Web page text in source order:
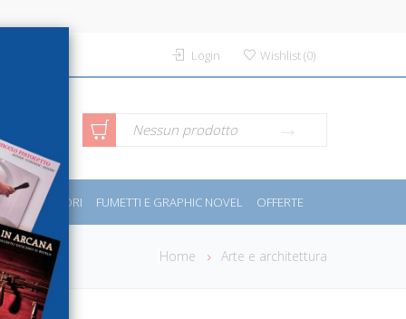
Login Wishlist(0)
Nessun prodotto
E MOTORI FUMETTI E GRAPHIC NOVEL OFFERTE
Home Arte e architettura